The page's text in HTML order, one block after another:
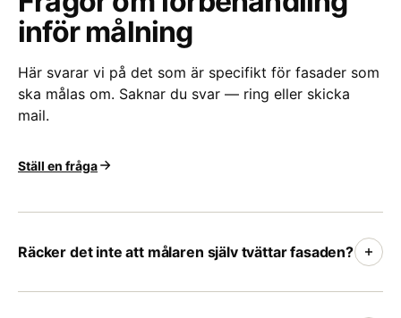
inför målning
Här svarar vi på det som är specifikt för fasader som
ska målas om. Saknar du svar — ring eller skicka
mail.
Ställ en fråga
Räcker det inte att målaren själv tvättar fasaden?